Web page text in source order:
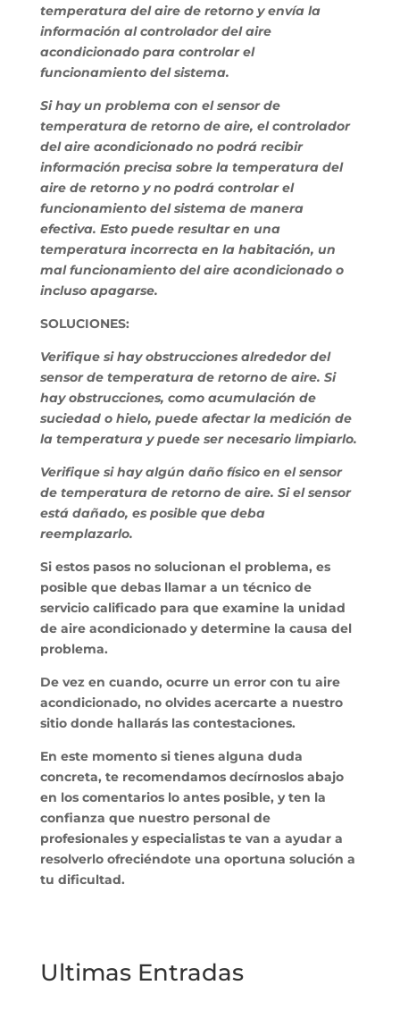
temperatura del aire de retorno y envía la
información al controlador del aire
acondicionado para controlar el
funcionamiento del sistema.
Si hay un problema con el sensor de
temperatura de retorno de aire, el controlador
del aire acondicionado no podrá recibir
información precisa sobre la temperatura del
aire de retorno y no podrá controlar el
funcionamiento del sistema de manera
efectiva. Esto puede resultar en una
temperatura incorrecta en la habitación, un
mal funcionamiento del aire acondicionado o
incluso apagarse.
SOLUCIONES:
Verifique si hay obstrucciones alrededor del
sensor de temperatura de retorno de aire. Si
hay obstrucciones, como acumulación de
suciedad o hielo, puede afectar la medición de
la temperatura y puede ser necesario limpiarlo.
Verifique si hay algún daño físico en el sensor
de temperatura de retorno de aire. Si el sensor
está dañado, es posible que deba
reemplazarlo.
Si estos pasos no solucionan el problema, es
posible que debas llamar a un técnico de
servicio calificado para que examine la unidad
de aire acondicionado y determine la causa del
problema.
De vez en cuando, ocurre un error con tu aire
acondicionado, no olvides acercarte a nuestro
sitio donde hallarás las contestaciones.
En este momento si tienes alguna duda
concreta, te recomendamos decírnoslos abajo
en los comentarios lo antes posible, y ten la
confianza que nuestro personal de
profesionales y especialistas te van a ayudar a
resolverlo ofreciéndote una oportuna solución a
tu dificultad.
Ultimas Entradas